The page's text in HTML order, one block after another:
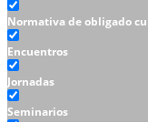
Normativa de obligado
Encuentros
Jornadas
Seminarios